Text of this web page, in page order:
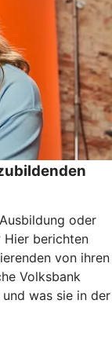
oder
Hier berichten
von ihren
Volksbank
was sie in der